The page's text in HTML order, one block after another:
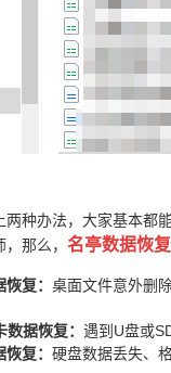
两种办法，大家基本都
那么， 名亭数据恢
复： 桌面文件意外删
数据恢复： 遇到U盘或
复： 硬盘数据丢失、